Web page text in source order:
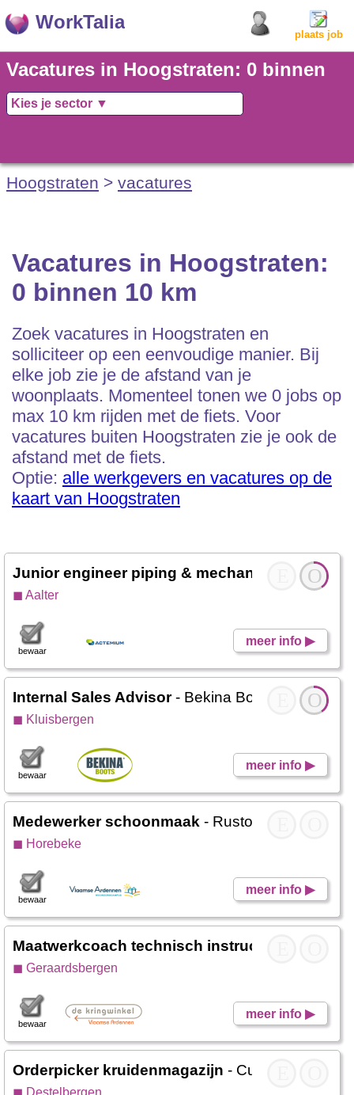
WorkTalia
plaats job
Vacatures in Hoogstraten: 0 binnen
10 km
Hoogstraten > vacatures
Vacatures in Hoogstraten:
0 binnen 10 km
Zoek vacatures in Hoogstraten en
solliciteer op een eenvoudige manier. Bij
elke job zie je de afstand van je
woonplaats. Momenteel tonen we 0 jobs op
max 10 km rijden met de fiets. Voor
vacatures buiten Hoogstraten zie je ook de
afstand met de fiets.
Optie: alle werkgevers en vacatures op de
kaart van Hoogstraten
O
Junior engineer piping & mechanical -
◼ Aalter
meer info ▶
bewaar
O
Internal Sales Advisor- Bekina Boots
◼ Kluisbergen
meer info ▶
bewaar
Medewerker schoonmaak - Rustoord De
◼ Horebeke
meer info ▶
bewaar
Maatwerkcoach technisch instructeur
◼ Geraardsbergen
meer info ▶
bewaar
Orderpicker kruidenmagazijn - Culinor Food